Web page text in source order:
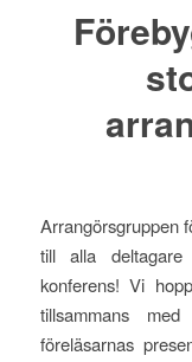
Arrangörsgruppen
till alla
konferens! Vi
tillsammans
föreläsarnas